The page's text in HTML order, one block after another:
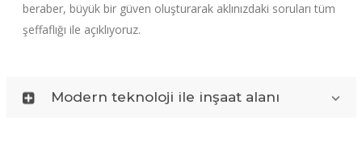
beraber, büyük bir güven oluşturarak aklınızdaki soruları tüm
şeffaflığı ile açıklıyoruz.
Modern teknoloji ile inşaat alanı